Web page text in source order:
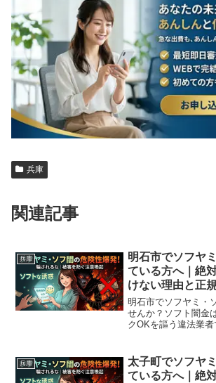
兵庫
関連記事
兵庫
明石市でソフヤ
ている方へ｜絶
けない理由と正
明石市でソフヤミ・
せんか？ソフト闇金
クOKを謳う違法業
読みください。
兵庫
太子町でソフヤ
ている方へ｜絶